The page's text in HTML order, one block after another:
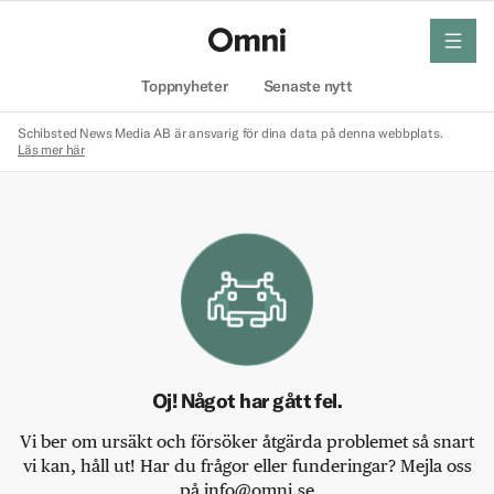
Toppnyheter Senaste nytt
meny
Schibsted News Media AB är ansvarig för dina data på denna webbplats.
Läs mer här
Oj! Något har gått fel.
Vi ber om ursäkt och försöker åtgärda problemet så snart
vi kan, håll ut! Har du frågor eller funderingar? Mejla oss